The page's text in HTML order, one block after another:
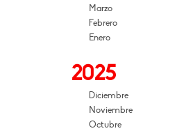
Marzo
Febrero
Enero
2025
Diciembre
Noviembre
Octubre